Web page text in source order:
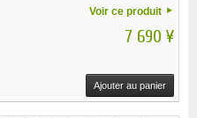
Voir ce produit
7 690 ¥
Ajouter au panier